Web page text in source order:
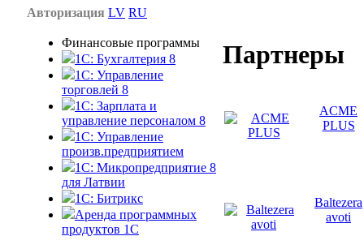
Авторизация LV RU
Финансовые программы
1С: Бухгалтерия 8
1C: Управление
торговлей 8
1C: Зарплата и
управление персоналом 8
1C: Управление
произв.предприятием
1С: Микропредприятие 8
для Латвии
1C: Битрикс
Аренда программных
продуктов 1С
Партнеры
ACME
PLUS
Baltezera
avoti